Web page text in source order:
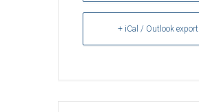
+ iCal / Outlook export